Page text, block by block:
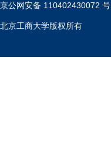
京公网安备 110402430072 号
北京工商大学版权所有